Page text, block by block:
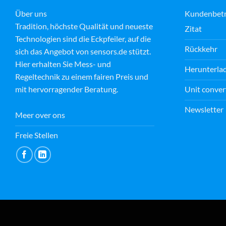
Über uns
Tradition, höchste Qualität und neueste
Technologien sind die Eckpfeiler, auf die
sich das Angebot von sensors.de stützt.
Hier erhalten Sie Mess- und
Regeltechnik zu einem fairen Preis und
mit hervorragender Beratung.
Meer over ons
Freie Stellen
Zitat
Rückkehr
Unit
Newsletter
M E
15 July 2026
Fantastic customer service by
Andrej. Not only kind and
mile in order to help. Thank you
Read more